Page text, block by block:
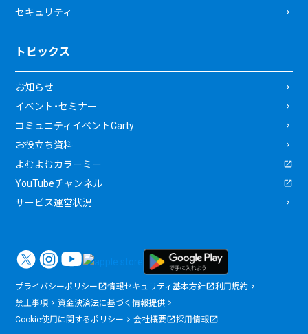
セキュリティ
トピックス
お知らせ
イベント・セミナー
コミュニティイベントCarty
お役立ち資料
よむよむカラーミー
YouTubeチャンネル
サービス運営状況
プライバシーポリシー 情報セキュリティ基本方針
利用規約
禁止事項
資金決済法に基づく情報提供
Cookie使用に関するポリシー
会社概要 採用情報